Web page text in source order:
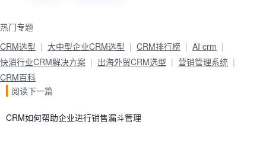
热门专题
CRM选型
大中型企业CRM选型 CRM排行榜
AI crm
快消行业CRM解决方案
出海外贸CRM选型
营销管理系统
CRM百科
阅读下一篇
CRM如何帮助企业进行销售漏斗管理